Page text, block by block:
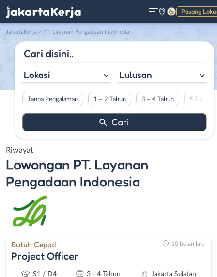
Pasang
Gelap
JakartaKerja > PT. Layanan Pengadaan Indonesia
Lokasi Lulusan
Tanpa Pengalaman 1 – 2 Tahun 3 – 4 Tahun 5 Tahun
Riwayat
Lowongan PT. Layanan
Pengadaan Indonesia
Butuh Cepat!
Project Officer
S1 / D4 3 - 4 Tahun Jakarta Selatan
10 bulan lalu